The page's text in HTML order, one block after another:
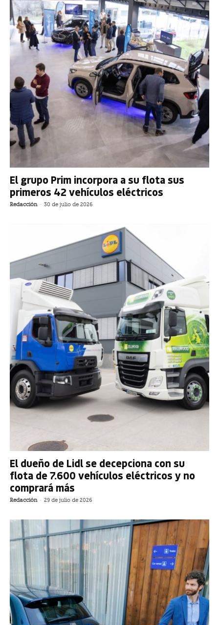
El grupo Prim incorpora a su flota sus
primeros 42 vehículos eléctricos
Redacción - 30 de julio de 2026
El dueño de Lidl se decepciona con su
flota de 7.600 vehículos eléctricos y no
comprará más
Redacción - 29 de julio de 2026